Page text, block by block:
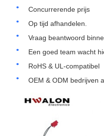
Concurrerende prijs
Op tijd afhandelen.
Vraag beantwoord
Een goed team wacht
RoHS & UL-compatibel
OEM & ODM bedrijven